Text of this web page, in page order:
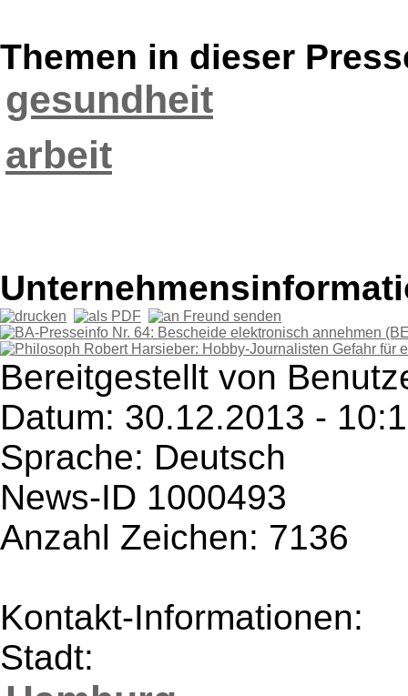
Themen in dieser
gesundheit
arbeit
Bereitgestellt von
Datum: 30.12.2013 -
Sprache: Deutsch
News-ID 1000493
Anzahl Zeichen: 7136
Kontakt-Informationen:
Stadt: